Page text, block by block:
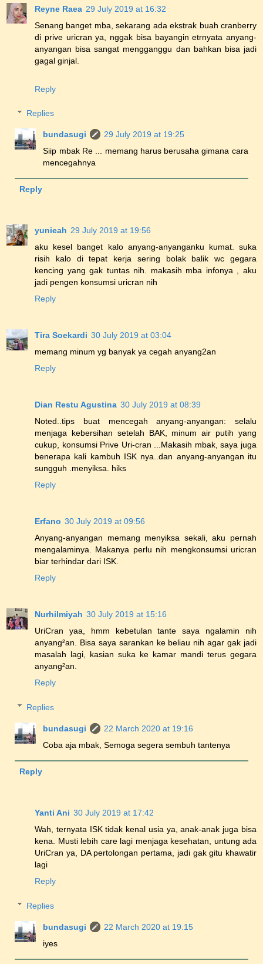
Reyne Raea 29 July 2019 at 16:32
Senang banget mba, sekarang ada ekstrak buah cranberry
di prive uricran ya, nggak bisa bayangin etrnyata anyang-
anyangan bisa sangat mengganggu dan bahkan bisa jadi
gagal ginjal.
Reply
Replies
bundasugi
29 July 2019 at 19:25
Siip mbak Re ... memang harus berusaha gimana cara
mencegahnya
Reply
yunieah 29 July 2019 at 19:56
aku kesel banget kalo anyang-anyanganku kumat. suka
risih kalo di tepat kerja sering bolak balik wc gegara
kencing yang gak tuntas nih. makasih mba infonya , aku
jadi pengen konsumsi uricran nih
Reply
Tira Soekardi 30 July 2019 at 03:04
memang minum yg banyak ya cegah anyang2an
Reply
Dian Restu Agustina 30 July 2019 at 08:39
Noted..tips buat mencegah anyang-anyangan: selalu
menjaga kebersihan setelah BAK, minum air putih yang
cukup, konsumsi Prive Uri-cran ...Makasih mbak, saya juga
benerapa kali kambuh ISK nya..dan anyang-anyangan itu
sungguh .menyiksa. hiks
Reply
Erfano 30 July 2019 at 09:56
Anyang-anyangan memang menyiksa sekali, aku pernah
mengalaminya. Makanya perlu nih mengkonsumsi uricran
biar terhindar dari ISK.
Reply
Nurhilmiyah 30 July 2019 at 15:16
UriCran yaa, hmm kebetulan tante saya ngalamin nih
anyang²an. Bisa saya sarankan ke beliau nih agar gak jadi
masalah lagi, kasian suka ke kamar mandi terus gegara
anyang²an.
Reply
Replies
bundasugi
22 March 2020 at 19:16
Coba aja mbak, Semoga segera sembuh tantenya
Reply
Yanti Ani 30 July 2019 at 17:42
Wah, ternyata ISK tidak kenal usia ya, anak-anak juga bisa
kena. Musti lebih care lagi menjaga kesehatan, untung ada
UriCran ya, DA pertolongan pertama, jadi gak gitu khawatir
lagi
Reply
Replies
bundasugi
22 March 2020 at 19:15
iyes